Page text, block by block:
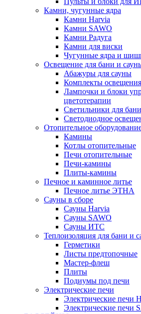
Камни, чугунные ядра
Камни Harvia
Камни SAWO
Камни Радуга
Камни для виски
Чугунные ядра и
Освещение для бани и
Абажуры для сауны
Комплекты освещения
Лампочки и блоки
цветотерапии
Светильники для
Светодиодное
Отопительное
Камины
Котлы отопительные
Печи отопительные
Печи-камины
Плиты-камины
Печное и каминное литье
Печное литье ЭТНА
Сауны в сборе
Cауны Harvia
Сауны SAWO
Сауны ИТС
Теплоизоляция для бани и
Герметики
Листы предтопочные
Мастер-флеш
Плиты
Подиумы под печи
Электрические печи
Электрические печи
Электрические печи